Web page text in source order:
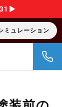
▶︎
ミュレーション